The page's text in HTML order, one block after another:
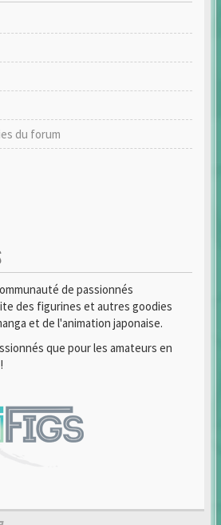
du forum
de passionnés
des figurines et autres goodies
et de l'animation japonaise.
que pour les amateurs en